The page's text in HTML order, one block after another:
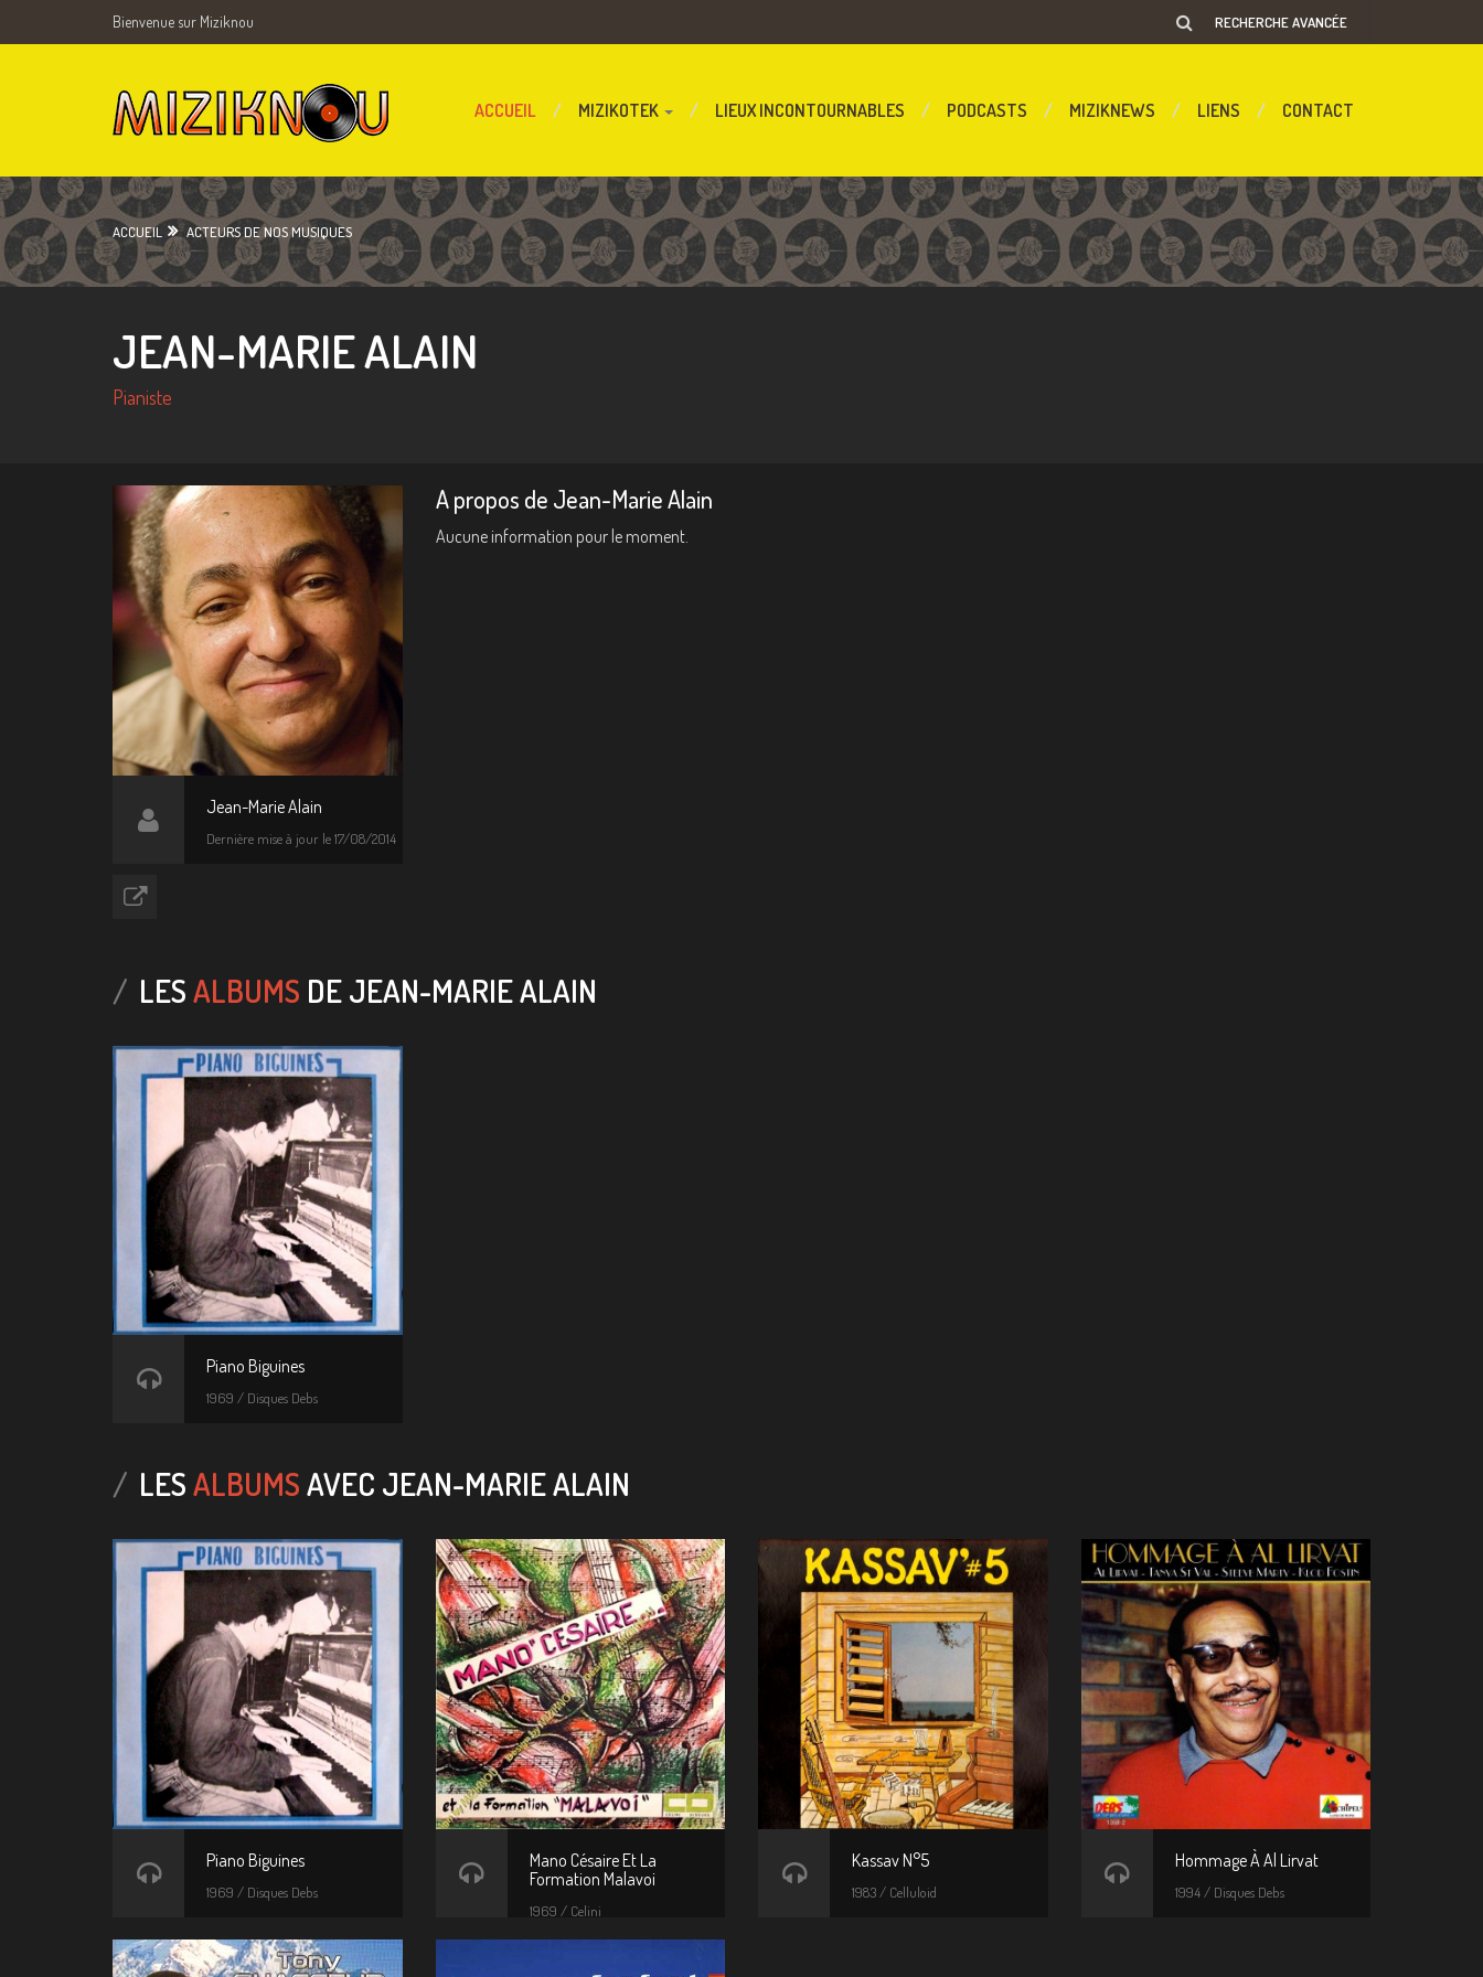
Bienvenue sur Miziknou RECHERCHE AVANCÉE
ACCUEIL MIZIKOTEK LIEUX INCONTOURNABLES PODCASTS MIZIKNEWS LIENS CONTACT
ACCUEIL ACTEURS DE NOS MUSIQUES
JEAN-MARIE ALAIN
Pianiste
Jean-Marie Alain
Dernière mise à jour le 17/08/2014
A propos de Jean-Marie Alain
Aucune information pour le moment.
LESALBUMS DE JEAN-MARIE ALAIN
Piano Biguines
1969 / Disques Debs
LESALBUMSAVEC JEAN-MARIE ALAIN
Piano Biguines
1969 / Disques Debs
Mano Césaire Et La
Formation Malavoi
1969 / Celini
Kassav N°5
1983 / Celluloid
Hommage À Al Lirvat
1994 / Disques Debs